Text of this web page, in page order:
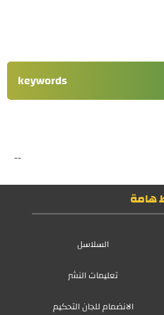
keywords
--
هامة
السلاسل
تعليمات النشر
الانضمام للجان التحكيم